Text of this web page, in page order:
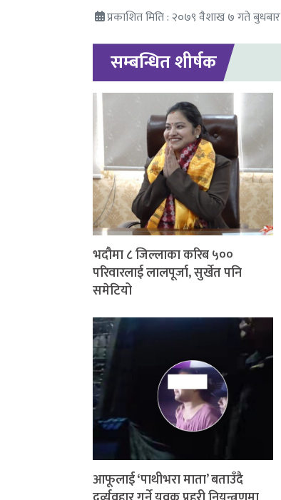
प्रकाशित मिति : २०७९ वैशाख ७ गते बुधबार
सम्बन्धित शीर्षक
भदौमा ८ जिल्लाका करिब ५००
परिवारलाई लालपूर्जा, सुर्खेत पनि
समेटियो
आफूलाई ‘पाथीभरा माता’ बताउँदै